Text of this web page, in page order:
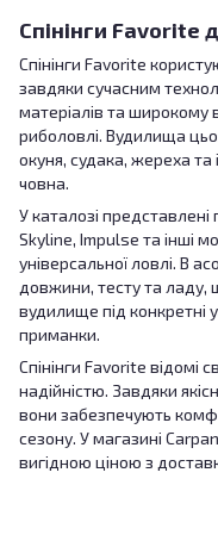
Спінінги Favorite
Спінінги Favorite
завдяки сучасним
матеріалів та широкому
риболовлі. Вудилища
окуня, судака, жереха та
човна.
У каталозі представлені
Skyline, Impulse та інші
універсальної ловлі. В
довжини, тесту та ладу,
вудилище під конкретні
приманки.
Спінінги Favorite відомі
надійністю. Завдяки
вони забезпечують
сезону. У магазині
вигідною ціною з